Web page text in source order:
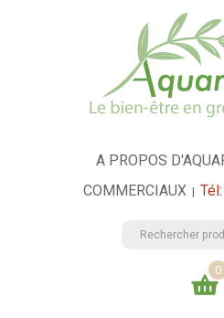
A PROPOS
COMMERCIAUX |
0